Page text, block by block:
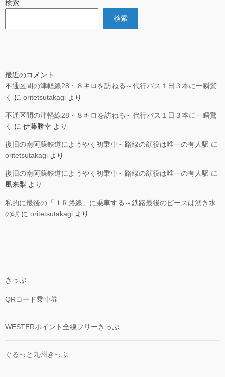
検索
検索
最近のコメント
不通区間の津軽線28・８キロを訪ねる～代行バス１日３本に一瞬驚
く
に oritetsutakagi より
不通区間の津軽線28・８キロを訪ねる～代行バス１日３本に一瞬驚
く
に 伊藤勝幸 より
復旧の南阿蘇鉄道にようやく初乗車～路線の顔役は唯一の有人駅 に
oritetsutakagi より
復旧の南阿蘇鉄道にようやく初乗車～路線の顔役は唯一の有人駅 に
風来梨 より
私的に最後の「ＪＲ路線」に乗車する～鉄路最後のピースは湧き水
の駅 に oritetsutakagi より
きっぷ
QRコード乗車券
WESTERポイント全線フリーきっぷ
ぐるっと九州きっぷ